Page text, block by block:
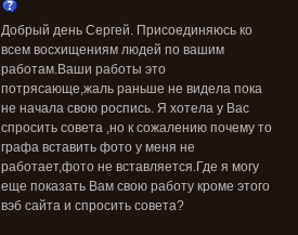
Добрый день Сергей. Присоединяюсь ко
всем восхищениям людей по вашим
работам.Ваши работы это
потрясающе,жаль раньше не видела пока
не начала свою роспись. Я хотела у Вас
спросить совета ,но к сожалению почему то
графа вставить фото у меня не
работает,фото не вставляется.Где я могу
еще показать Вам свою работу кроме этого
вэб сайта и спросить совета?